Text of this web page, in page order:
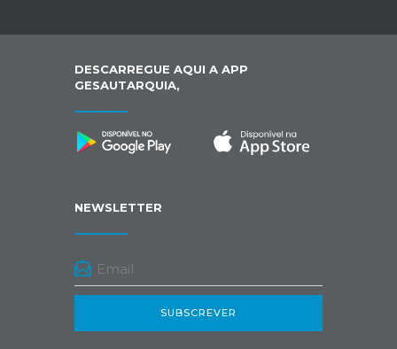
DESCARREGUE AQUI A APP
GESAUTARQUIA,
NEWSLETTER
SUBSCREVER